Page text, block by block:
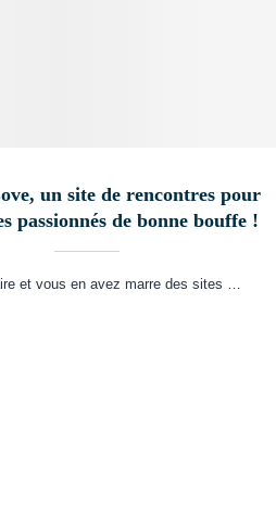
un site de rencontres pour
passionnés de bonne bouffe !
et vous en avez marre des sites …